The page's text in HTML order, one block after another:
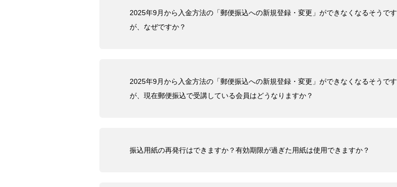
2025年9月から入金方法の「郵便振込への新規登録・変更」ができなくなるそうです
が、なぜですか？
2025年9月から入金方法の「郵便振込への新規登録・変更」ができなくなるそうです
が、現在郵便振込で受講している会員はどうなりますか？
振込用紙の再発行はできますか？有効期限が過ぎた用紙は使用できますか？